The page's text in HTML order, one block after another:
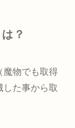
？
魔物でも取得
した事から取